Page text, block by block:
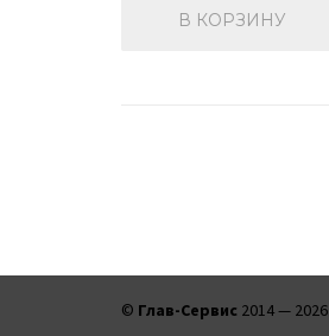
В КОРЗИНУ
© Глав-Сервис 2014 — 2026